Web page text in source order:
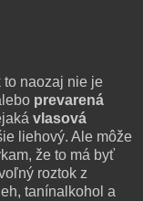
to naozaj nie je
prevarená
vlasová
liehový. Ale môže
že to má byť
roztok z
tanínalkohol a